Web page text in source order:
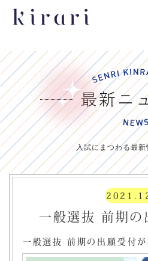
入試にまつわる最
一般選抜 前期の
一般選抜 前期の出願受付が